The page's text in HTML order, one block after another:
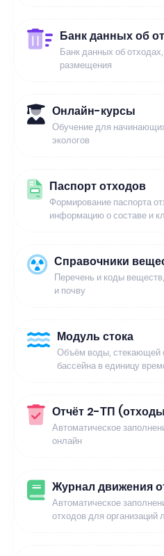
Банк данных об
Банк данных об
размещения
Онлайн-курсы
Обучение для
экологов
Паспорт отходов
Формирование паспорта
информацию о составе и
Справочники
Перечень и коды
и почву
Модуль стока
Объём воды, стекающей
бассейна в единицу
Отчёт 2-ТП
Автоматическое
онлайн
Журнал движения
Автоматическое
отходов для